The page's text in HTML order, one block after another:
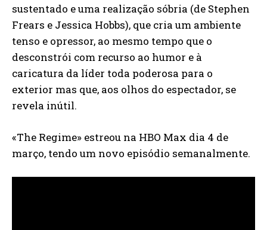
sustentado e uma realização sóbria (de Stephen
Frears e Jessica Hobbs), que cria um ambiente
tenso e opressor, ao mesmo tempo que o
desconstrói com recurso ao humor e à
caricatura da líder toda poderosa para o
exterior mas que, aos olhos do espectador, se
revela inútil.
«The Regime» estreou na HBO Max dia 4 de
março, tendo um novo episódio semanalmente.